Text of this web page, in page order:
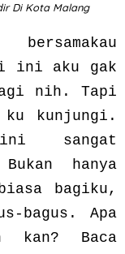
Di Kota Malang
ini aku gak
nih. Tapi
ku kunjungi.
sangat
hanya
bagiku,
bagus. Apa
kan? Baca